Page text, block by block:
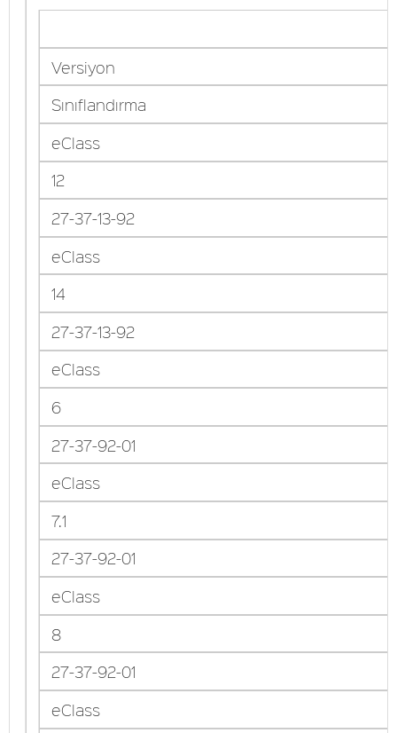
Versiyon
Sınıflandırma
eClass
12
27-37-13-92
eClass
14
27-37-13-92
eClass
6
27-37-92-01
eClass
7.1
27-37-92-01
eClass
8
27-37-92-01
eClass